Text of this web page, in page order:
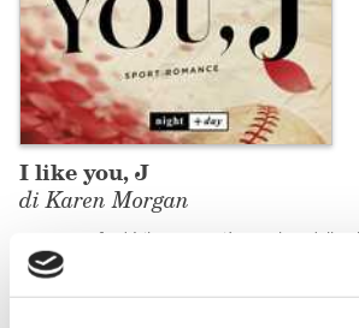
I like you, J
di Karen Morgan
Trent Crawford è il ragazzo più popolare della
Capitano dei Timberwolves, la squadra di
vincere sia sul campo sia fuori. Il suo sorriso